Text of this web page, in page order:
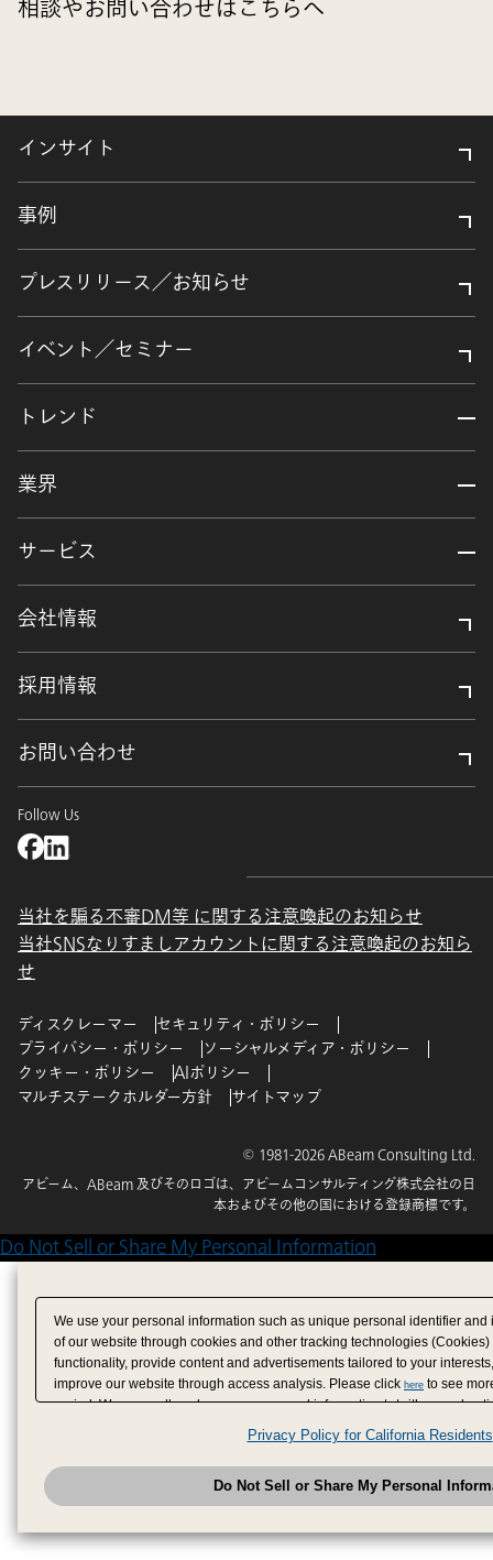
相談やお問い合わせはこちらへ
インサイト
事例
プレスリリース／お知らせ
イベント／セミナー
トレンド
業界
サービス
会社情報
採用情報
お問い合わせ
Follow Us
当社を騙る不審DM等 に関する注意喚起のお知らせ
当社SNSなりすましアカウントに関する注意喚起のお知ら
せ
ディスクレーマー
セキュリティ・ポリシー
プライバシー・ポリシー
ソーシャルメディア・ポリシー
クッキー・ポリシー
AIポリシー
マルチステークホルダー方針
サイトマップ
© 1981-2026 ABeam Consulting Ltd.
アビーム、ABeam 及びそのロゴは、アビームコンサルティング株式会社の日
本およびその他の国における登録商標です。
Do Not Sell or Share My Personal Information
We use your personal information such as unique personal identifier
of our website through cookies and other tracking technologies
functionality, provide content and advertisements tailored to your
improve our website through access analysis. Please click here to see
period. We may sell or share your personal information to/with our
analytics service partners. These partners may combine the data shared
have provided to them or that they have collected from your use of their
analyze and optimize advertisements delivered to you by businesses
have the right to opt out of sale or share of your personal information by
to exercise your right. If we have detected an opt-out
honored.Change your sell or share preference
Privacy Policy for California Residents
Do Not Sell or Share My Personal